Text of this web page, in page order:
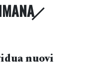
nuovi